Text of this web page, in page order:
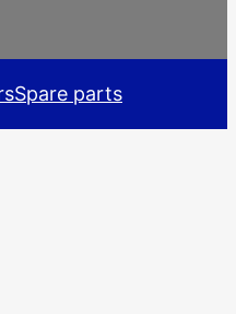
Spare parts